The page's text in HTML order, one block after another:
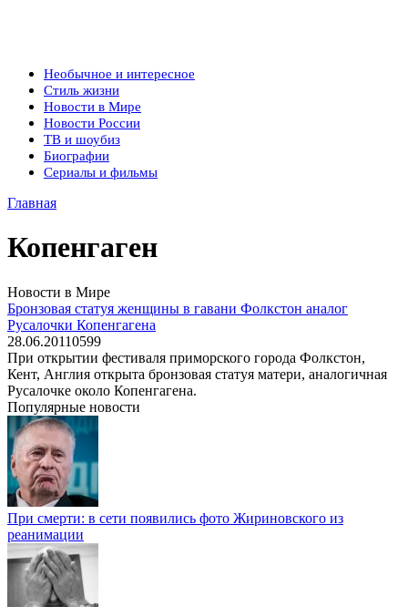
Необычное и интересное
Стиль жизни
Новости в Мире
Новости России
ТВ и шоубиз
Биографии
Сериалы и фильмы
Главная
Копенгаген
Новости в Мире
Бронзовая статуя женщины в гавани Фолкстон аналог
Русалочки Копенгагена
28.06.20110599
При открытии фестиваля приморского города Фолкстон,
Кент, Англия открыта бронзовая статуя матери, аналогичная
Русалочке около Копенгагена.
Популярные новости
При смерти: в сети появились фото Жириновского из
реанимации